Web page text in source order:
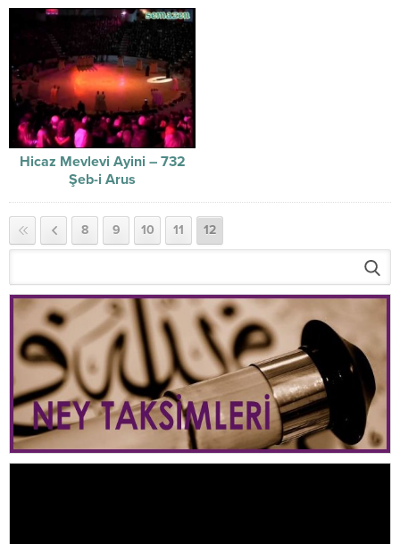
Hicaz Mevlevi Ayini – 732
Şeb-i Arus
8 9 10 11 12